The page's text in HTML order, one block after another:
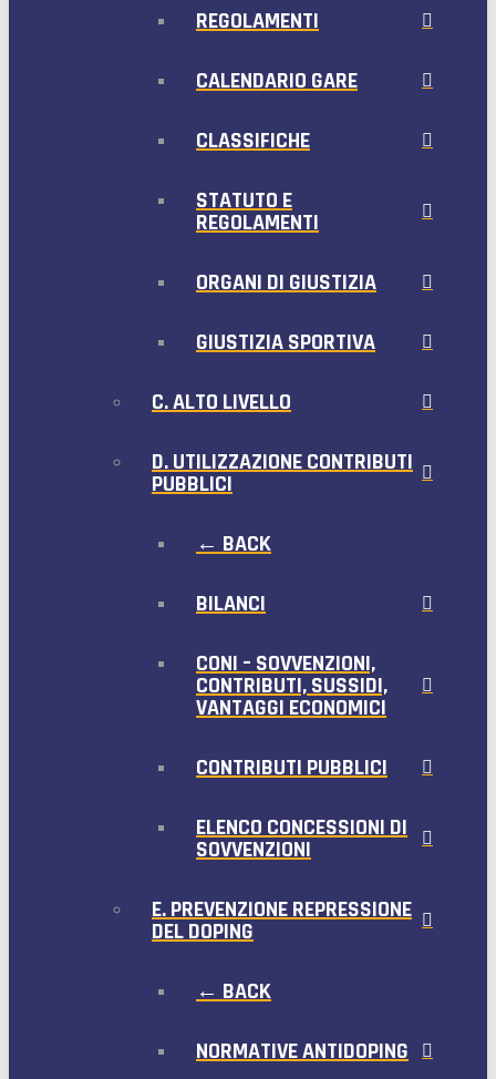
REGOLAMENTI
CALENDARIO GARE
CLASSIFICHE
STATUTO E
REGOLAMENTI
ORGANI DI GIUSTIZIA
GIUSTIZIA SPORTIVA
C. ALTO LIVELLO
D. UTILIZZAZIONE CONTRIBUTI
PUBBLICI
← BACK
BILANCI
CONI – SOVVENZIONI,
CONTRIBUTI, SUSSIDI,
VANTAGGI ECONOMICI
CONTRIBUTI PUBBLICI
ELENCO CONCESSIONI DI
SOVVENZIONI
E. PREVENZIONE REPRESSIONE
DEL DOPING
← BACK
NORMATIVE ANTIDOPING